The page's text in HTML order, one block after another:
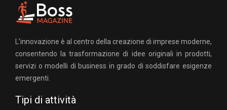
L’innovazione è al centro della creazione di imprese moderne,
consentendo la trasformazione di idee originali in prodotti,
servizi o modelli di business in grado di soddisfare esigenze
emergenti.
Tipi di attività